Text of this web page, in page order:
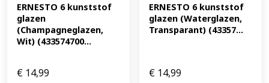
ERNESTO 6 kunststof
glazen
(Champagneglazen,
Wit) (433574700...
€ 14,99
ERNESTO 6 kunststof
glazen (Waterglazen,
Transparant) (43357...
€ 14,99